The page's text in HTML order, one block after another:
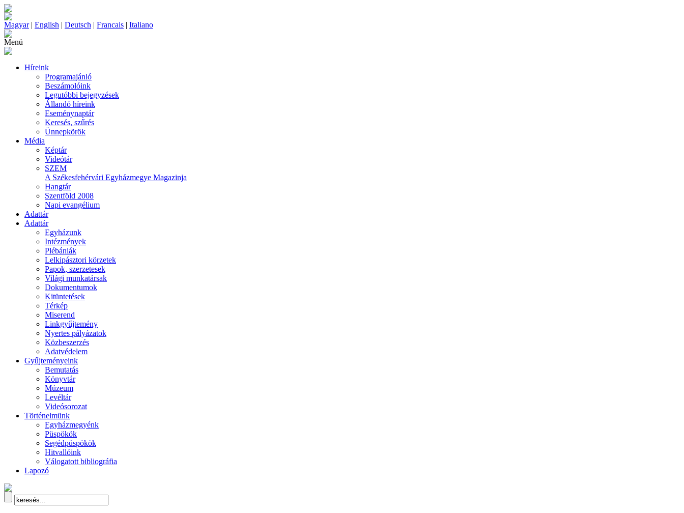
Magyar| English | Deutsch | Francais | Italiano
Menü
Híreink
Programajánló
Beszámolóink
Legutóbbi bejegyzések
Állandó híreink
Eseménynaptár
Keresés, szűrés
Ünnepkörök
Média
Képtár
Videótár
SZEM
A Székesfehérvári Egyházmegye Magazinja
Hangtár
Szentföld 2008
Napi evangélium
Adattár
Adattár
Egyházunk
Intézmények
Plébániák
Lelkipásztori körzetek
Papok, szerzetesek
Világi munkatársak
Dokumentumok
Kitüntetések
Térkép
Miserend
Linkgyűjtemény
Nyertes pályázatok
Közbeszerzés
Adatvédelem
Gyűjteményeink
Bemutatás
Könyvtár
Múzeum
Levéltár
Videósorozat
Történelmünk
Egyházmegyénk
Püspökök
Segédpüspökök
Hitvallóink
Válogatott bibliográfia
Lapozó